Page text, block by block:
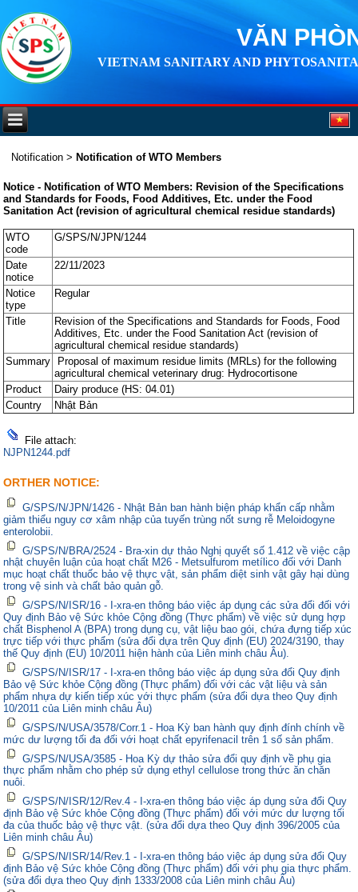
VĂN
VIETNAM SANITARY AND
Notification > Notification of WTO Members
Notice - Notification of WTO Members: Revision of the Specifications
and Standards for Foods, Food Additives, Etc. under the Food
Sanitation Act (revision of agricultural chemical residue standards)
WTO
code
G/SPS/N/JPN/1244
Date
notice
22/11/2023
Notice
type
Regular
Title
Revision of the Specifications and Standards for Foods, Food
Additives, Etc. under the Food Sanitation Act (revision of
agricultural chemical residue standards)
Summary
Proposal of maximum residue limits (MRLs) for the following
agricultural chemical veterinary drug: Hydrocortisone
Product
Dairy produce (HS: 04.01)
Country
Nhật Bản
File attach:
NJPN1244.pdf
ORTHER NOTICE:
G/SPS/N/JPN/1426 - Nhật Bản ban hành biện pháp khẩn cấp nhằm
giảm thiểu nguy cơ xâm nhập của tuyến trùng nốt sưng rễ Meloidogyne
enterolobii.
G/SPS/N/BRA/2524 - Bra-xin dự thảo Nghị quyết số 1.412 về việc cập
nhật chuyên luận của hoạt chất M26 - Metsulfurom metílico đối với Danh
mục hoạt chất thuốc bảo vệ thực vật, sản phẩm diệt sinh vật gây hại dùng
trong vệ sinh và chất bảo quản gỗ.
G/SPS/N/ISR/16 - I-xra-en thông báo việc áp dụng các sửa đổi đối với
Quy định Bảo vệ Sức khỏe Cộng đồng (Thực phẩm) về việc sử dụng hợp
chất Bisphenol A (BPA) trong dụng cụ, vật liệu bao gói, chứa đựng tiếp xúc
trực tiếp với thực phẩm (sửa đổi dựa trên Quy định (EU) 2024/3190, thay
thế Quy định (EU) 10/2011 hiện hành của Liên minh châu Âu).
G/SPS/N/ISR/17 - I-xra-en thông báo việc áp dụng sửa đổi Quy định
Bảo vệ Sức khỏe Cộng đồng (Thực phẩm) đối với các vật liệu và sản
phẩm nhựa dự kiến tiếp xúc với thực phẩm (sửa đổi dựa theo Quy định
10/2011 của Liên minh châu Âu)
G/SPS/N/USA/3578/Corr.1 - Hoa Kỳ ban hành quy định đính chính về
mức dư lượng tối đa đối với hoạt chất epyrifenacil trên 1 số sản phẩm.
G/SPS/N/USA/3585 - Hoa Kỳ dự thảo sửa đổi quy định về phụ gia
thực phẩm nhằm cho phép sử dụng ethyl cellulose trong thức ăn chăn
nuôi.
G/SPS/N/ISR/12/Rev.4 - I-xra-en thông báo việc áp dụng sửa đổi Quy
định Bảo vệ Sức khỏe Cộng đồng (Thực phẩm) đối với mức dư lượng tối
đa của thuốc bảo vệ thực vật. (sửa đổi dựa theo Quy định 396/2005 của
Liên minh châu Âu)
G/SPS/N/ISR/14/Rev.1 - I-xra-en thông báo việc áp dụng sửa đổi Quy
định Bảo vệ Sức khỏe Cộng đồng (Thực phẩm) đối với phụ gia thực phẩm.
(sửa đổi dựa theo Quy định 1333/2008 của Liên minh châu Âu)